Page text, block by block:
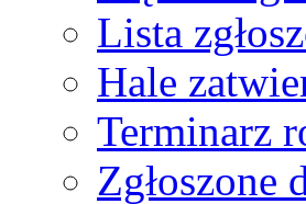
Lista
Hale
Terminarz
Zgłoszone